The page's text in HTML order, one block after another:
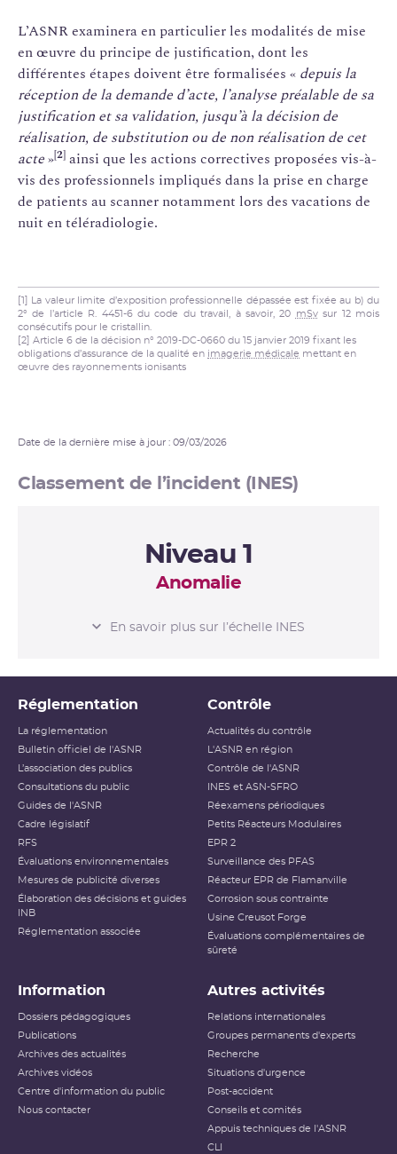
L’ASNR examinera en particulier les modalités de mise
en œuvre du principe de justification, dont les
différentes étapes doivent être formalisées « depuis la
réception de la demande d’acte, l’analyse préalable de sa
justification et sa validation, jusqu’à la décision de
réalisation, de substitution ou de non réalisation de cet
acte»[2] ainsi que les actions correctives proposées vis-à-
vis des professionnels impliqués dans la prise en charge
de patients au scanner notamment lors des vacations de
nuit en téléradiologie.
[1] La valeur limite d’exposition professionnelle dépassée est fixée au b) du
2° de l’article R. 4451-6 du code du travail, à savoir, 20
mSvsur 12 mois
consécutifs pour le cristallin.
[2] Article 6 de la décision n° 2019-DC-0660 du 15 janvier 2019 fixant les
obligations d’assurance de la qualité en imagerie médicale mettant en
œuvre des rayonnements ionisants
Date de la dernière mise à jour : 09/03/2026
Classement de l’incident (INES)
Niveau 1
Anomalie
L’ÉCHELLE INES
Niveau 2
Niveau 3 Incident grave
Accident ayant des conséquences
locales
Niveau 5
Accident ayant des conséquences
Accident grave
Niveau 7 Accident majeur
L’échelle INES (International Nuclear and Radiological
au public l’importance d’un événement vis-à-vis de la
sûreté ou de la radioprotection. Cette échelle est
applicable aux événements survenant sur les
réelles, sur la radioprotection du public et des travailleurs.
Elle ne s’applique pas aux événements ayant un impact
habituellement utilisés pour classer les événements
(dose reçue notamment) n’étant pas applicables dans ce
En savoir plus sur l’échelle INES
Réglementation
La réglementation
Bulletin officiel de l'ASNR
L’association des publics
Consultations du public
Guides de l'ASNR
Cadre législatif
RFS
Évaluations environnementales
Mesures de publicité diverses
Élaboration des décisions et guides
INB
Réglementation associée
Contrôle
Actualités du contrôle
L'ASNR en région
Contrôle de l'ASNR
INES et ASN-SFRO
Réexamens périodiques
Petits Réacteurs Modulaires
EPR 2
Surveillance des PFAS
Réacteur EPR de Flamanville
Corrosion sous contrainte
Usine Creusot Forge
Évaluations complémentaires de
sûreté
Information
Dossiers pédagogiques
Publications
Archives des actualités
Archives vidéos
Centre d'information du public
Nous contacter
Autres activités
Relations internationales
Groupes permanents d'experts
Recherche
Situations d'urgence
Post-accident
Conseils et comités
Appuis techniques de l'ASNR
CLI